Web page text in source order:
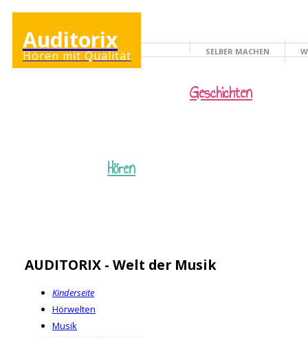
Auditorix
Hören mit Qualität KINDERSEITE
SELBER MACHEN
Hören
Geschichten
AUDITORIX - Welt der Musik
Kinderseite
Hörwelten
Musik